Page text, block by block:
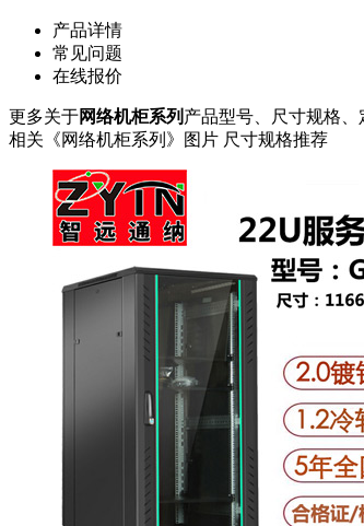
产品详情
常见问题
在线报价
更多关于网络机柜系列 产品型号、尺寸规格、
相关《网络机柜系列》图片 尺寸规格推荐